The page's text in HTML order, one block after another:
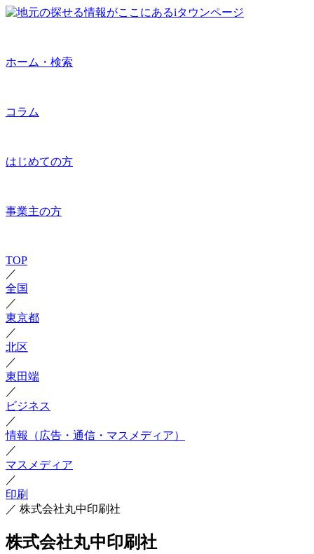
ホーム・検索
コラム
はじめての方
事業主の方
TOP
／
全国
／
東京都
／
北区
／
東田端
／
ビジネス
／
情報（広告・通信・マスメディア）
／
マスメディア
／
印刷
／ 株式会社丸中印刷社
株式会社丸中印刷社